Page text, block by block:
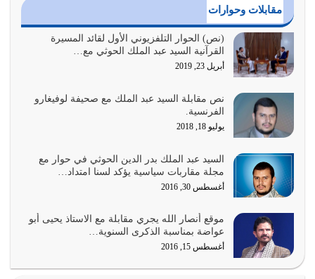
أغسطس 2, 2026
السبب الرئيسي لشقاء الأمة الابتعاد عن كتاب الله والتعدي
لحدود الله بالإضافات للدين
أغسطس 1, 2026
أبرز أسباب الشقاء هو الإعراض عن ذكر الله وعن هدى الله
المتمثل في القرآن الكريم
يوليو 31, 2026
أولياء الشيطان كلما كانوا أكثر ولاءً وطاعة للشيطان كلما كانوا
أكثر ضعفاً
يوليو 30, 2026
وعد الله تعالى من يُقتل في سبيله بالحياة الأبدية والرزق
والاستبشار والنجاة والخلود في…
يوليو 29, 2026
مقابلات وحوارات
(نص) الحوار التلفزيوني الأول لقائد المسيرة
القرآنية السيد عبد الملك الحوثي مع…
أبريل 23, 2019
نص مقابلة السيد عبد الملك مع صحيفة لوفيغارو
الفرنسية.
يوليو 18, 2018
السيد عبد الملك بدر الدين الحوثي في حوار مع
مجلة مقاربات سياسية يؤكد لسنا امتداد…
أغسطس 30, 2016
موقع أنصار الله يجري مقابلة مع الاستاذ يحيى أبو
عواضة بمناسبة الذكرى السنوية…
أغسطس 15, 2016